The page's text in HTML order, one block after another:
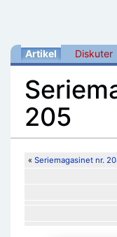
Artikel Diskuter
205
« Seriemagasinet nr.